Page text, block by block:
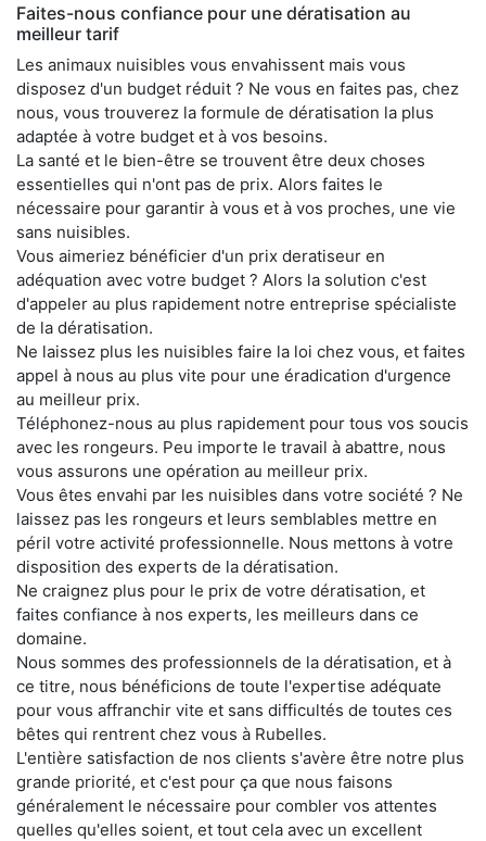
Faites-nous confiance pour une dératisation au
meilleur tarif
Les animaux nuisibles vous envahissent mais vous
disposez d'un budget réduit ? Ne vous en faites pas, chez
nous, vous trouverez la formule de dératisation la plus
adaptée à votre budget et à vos besoins.
La santé et le bien-être se trouvent être deux choses
essentielles qui n'ont pas de prix. Alors faites le
nécessaire pour garantir à vous et à vos proches, une vie
sans nuisibles.
Vous aimeriez bénéficier d'un prix deratiseur en
adéquation avec votre budget ? Alors la solution c'est
d'appeler au plus rapidement notre entreprise spécialiste
de la dératisation.
Ne laissez plus les nuisibles faire la loi chez vous, et faites
appel à nous au plus vite pour une éradication d'urgence
au meilleur prix.
Téléphonez-nous au plus rapidement pour tous vos soucis
avec les rongeurs. Peu importe le travail à abattre, nous
vous assurons une opération au meilleur prix.
Vous êtes envahi par les nuisibles dans votre société ? Ne
laissez pas les rongeurs et leurs semblables mettre en
péril votre activité professionnelle. Nous mettons à votre
disposition des experts de la dératisation.
Ne craignez plus pour le prix de votre dératisation, et
faites confiance à nos experts, les meilleurs dans ce
domaine.
Nous sommes des professionnels de la dératisation, et à
ce titre, nous bénéficions de toute l'expertise adéquate
pour vous affranchir vite et sans difficultés de toutes ces
bêtes qui rentrent chez vous à Rubelles.
L'entière satisfaction de nos clients s'avère être notre plus
grande priorité, et c'est pour ça que nous faisons
généralement le nécessaire pour combler vos attentes
quelles qu'elles soient, et tout cela avec un excellent